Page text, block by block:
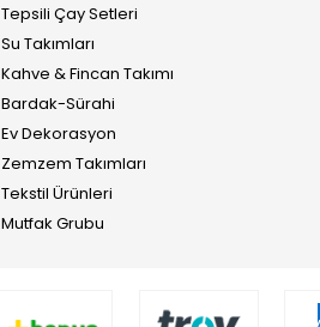
Tepsili Çay Setleri
Su Takımları
Kahve & Fincan Takımı
Bardak-Sürahi
Ev Dekorasyon
Zemzem Takımları
Tekstil Ürünleri
Mutfak Grubu